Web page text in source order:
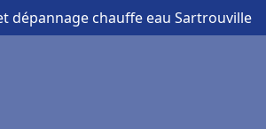
dépannage chauffe eau Sartrouville